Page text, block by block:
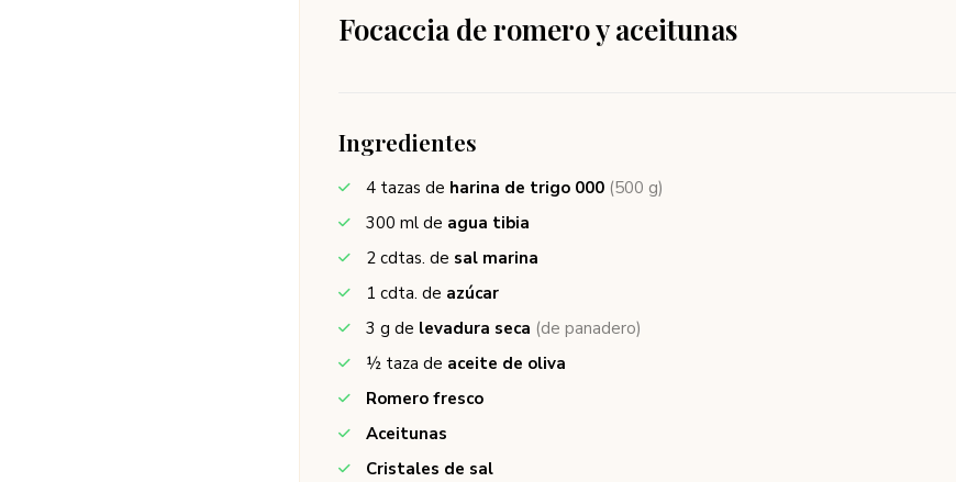
Focaccia de romero y aceitunas
Ingredientes
4 tazas de harina de trigo 000 (500 g)
300 ml de agua tibia
2 cdtas. de sal marina
1 cdta. de azúcar
3 g de levadura seca (de panadero)
½ taza de aceite de oliva
Romero fresco
Aceitunas
Cristales de sal